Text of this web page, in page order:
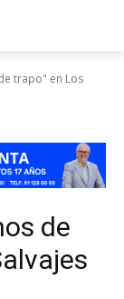
trapo" en Los
de